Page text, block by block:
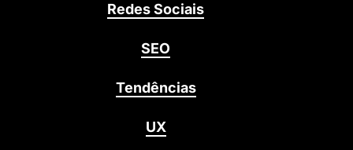
Redes Sociais
SEO
Tendências
UX